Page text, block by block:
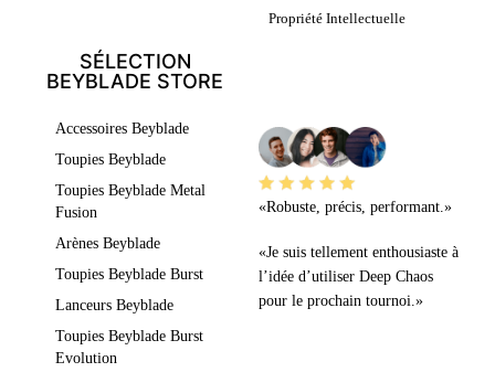
Propriété Intellectuelle
SÉLECTION
BEYBLADE STORE
Accessoires Beyblade
Toupies Beyblade
Toupies Beyblade Metal
Fusion
Arènes Beyblade
Toupies Beyblade Burst
Lanceurs Beyblade
Toupies Beyblade Burst
Evolution
«Robuste, précis, performant.»
«Je suis tellement enthousiaste à
l’idée d’utiliser Deep Chaos
pour le prochain tournoi.»